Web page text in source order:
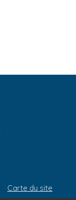
Carte du site